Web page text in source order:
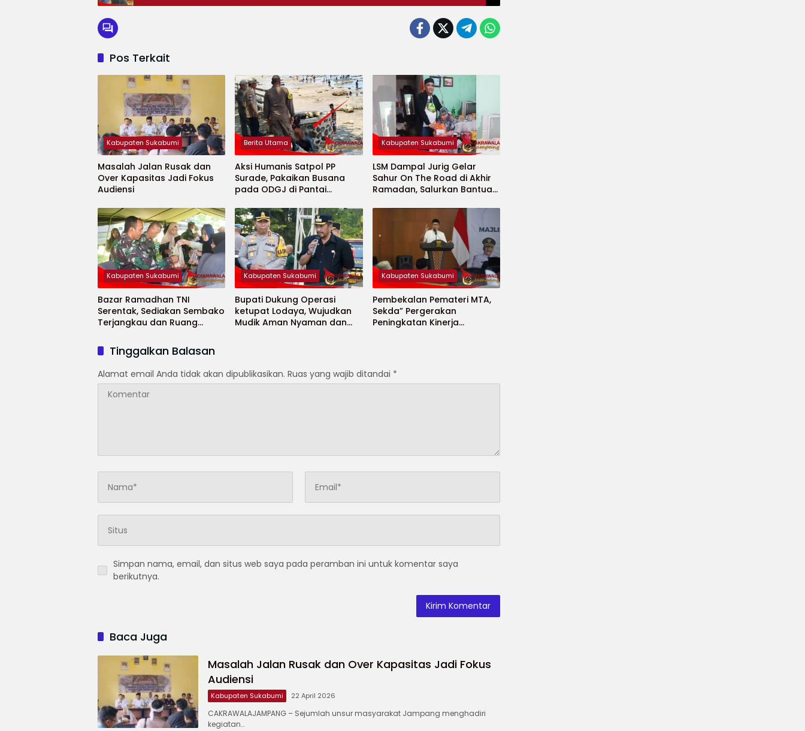
Pos Terkait
Kabupaten Sukabumi
Masalah Jalan Rusak dan
Over Kapasitas Jadi Fokus
Audiensi
Berita Utama
Aksi Humanis Satpol PP
Surade, Pakaikan Busana
pada ODGJ di Pantai
Kabupaten Sukabumi
LSM Dampal Jurig Gelar
Sahur On The Road di Akhir
Ramadan, Salurkan Bantuan
Anak Yatim
Kabupaten Sukabumi
Bazar Ramadhan TNI
Serentak, Sediakan Sembako
Terjangkau dan Ruang
Kabupaten Sukabumi
Bupati Dukung Operasi
ketupat Lodaya, Wujudkan
Mudik Aman Nyaman dan
Kabupaten Sukabumi
Pembekalan Pemateri MTA,
Sekda” Pergerakan
Peningkatan Kinerja
Tinggalkan Balasan
Alamat email Anda tidak akan dipublikasikan. Ruas yang wajib ditandai *
Simpan nama, email, dan situs web saya pada peramban ini untuk komentar saya
berikutnya.
Baca Juga
Masalah Jalan Rusak dan Over Kapasitas Jadi Fokus
Audiensi
Kabupaten Sukabumi 22 April 2026
CAKRAWALAJAMPANG – ‎Sejumlah unsur masyarakat Jampang menghadiri
kegiatan…